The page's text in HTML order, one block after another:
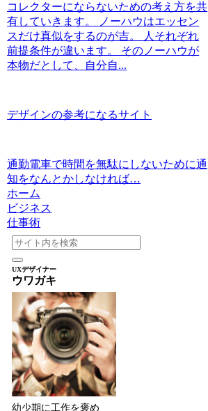
コレクターにならないための考え方を共
有していきます。 ノーハウはエッセン
スだけ真似をするのが吉。 人それぞれ
前提条件が違います。 そのノーハウが
本物だとして、自分自...
デザインの参考になるサイト
通勤電車で時間を無駄にしないために通
知をなんとかしなければ…
ホーム
ビジネス
仕事術
UXデザイナー
ウワガキ
幼少期に工作を褒め